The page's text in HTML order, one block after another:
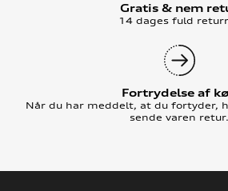
Gratis & nem
14 dages fuld
Fortrydelse af
Når du har meddelt, at du fortyder,
sende varen retur.